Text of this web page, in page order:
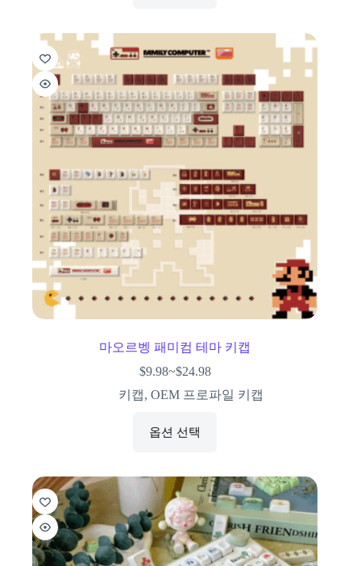
마오르벵 패미컴 테마 키캡
$9.98~$24.98
키캡,OEM 프로파일 키캡
옵션 선택